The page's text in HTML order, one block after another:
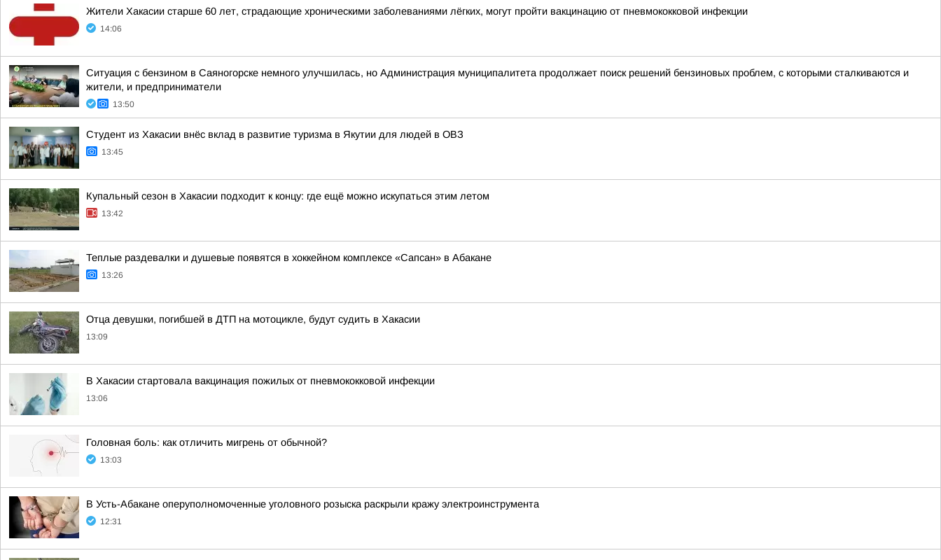
Жители Хакасии старше 60 лет, страдающие хроническими заболеваниями лёгких, могут пройти вакцинацию от пневмококковой инфекции
14:06
Ситуация с бензином в Саяногорске немного улучшилась, но Администрация муниципалитета продолжает поиск решений бензиновых проблем, с которыми сталкиваются и
жители, и предприниматели
13:50
Студент из Хакасии внёс вклад в развитие туризма в Якутии для людей в ОВЗ
13:45
Купальный сезон в Хакасии подходит к концу: где ещё можно искупаться этим летом
13:42
Теплые раздевалки и душевые появятся в хоккейном комплексе «Сапсан» в Абакане
13:26
Отца девушки, погибшей в ДТП на мотоцикле, будут судить в Хакасии
13:09
В Хакасии стартовала вакцинация пожилых от пневмококковой инфекции
13:06
Головная боль: как отличить мигрень от обычной?
13:03
В Усть-Абакане оперуполномоченные уголовного розыска раскрыли кражу электроинструмента
12:31